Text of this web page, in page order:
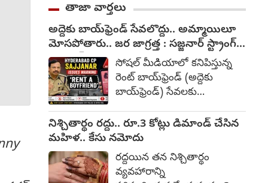
తాజా వార్తలు
అద్దెకు బాయ్‌ఫ్రెండ్ సేవలొద్దు.. అమ్మాయిలూ
మోసపోతారు.. జర జాగ్రత్త : సజ్జనార్ స్ట్రాంగ్
వార్నింగ్
సోషల్ మీడియాలో కనిపిస్తున్న
రెంట్ బాయ్‌ఫ్రెండ్ (అద్దెకు
బాయ్‌ఫ్రెండ్) సేవలకు
యువతులు అప్రమత్తంగా
ఉండాలని హైదరాబాద్ పోలీస్
కమిషనర్ వి.సి. సజ్జనార్
శనివారం హెచ్చరించారు.
గోప్యమైన, వృత్తిపరమైన
నిశ్చితార్థం రద్దు.. రూ.3 కోట్లు డిమాండ్ చేసిన
మహిళ.. కేసు నమోదు
రద్దయిన తన నిశ్చితార్థం
వ్యవహారాన్ని